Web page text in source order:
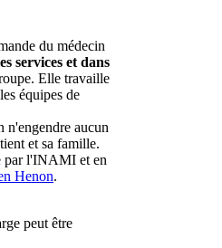
du médecin
services et dans
Elle travaille
équipes de
n'engendre aucun
et sa famille.
par l'INAMI et en
Henon.
peut être